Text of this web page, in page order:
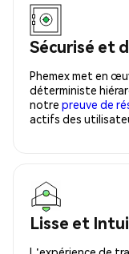
Sécurisé et
Phemex met en
déterministe
notre preuve de
actifs des
Lisse et